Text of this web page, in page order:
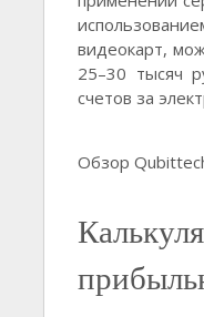
видеокарт,
25–30 тысяч
счетов за
Обзор